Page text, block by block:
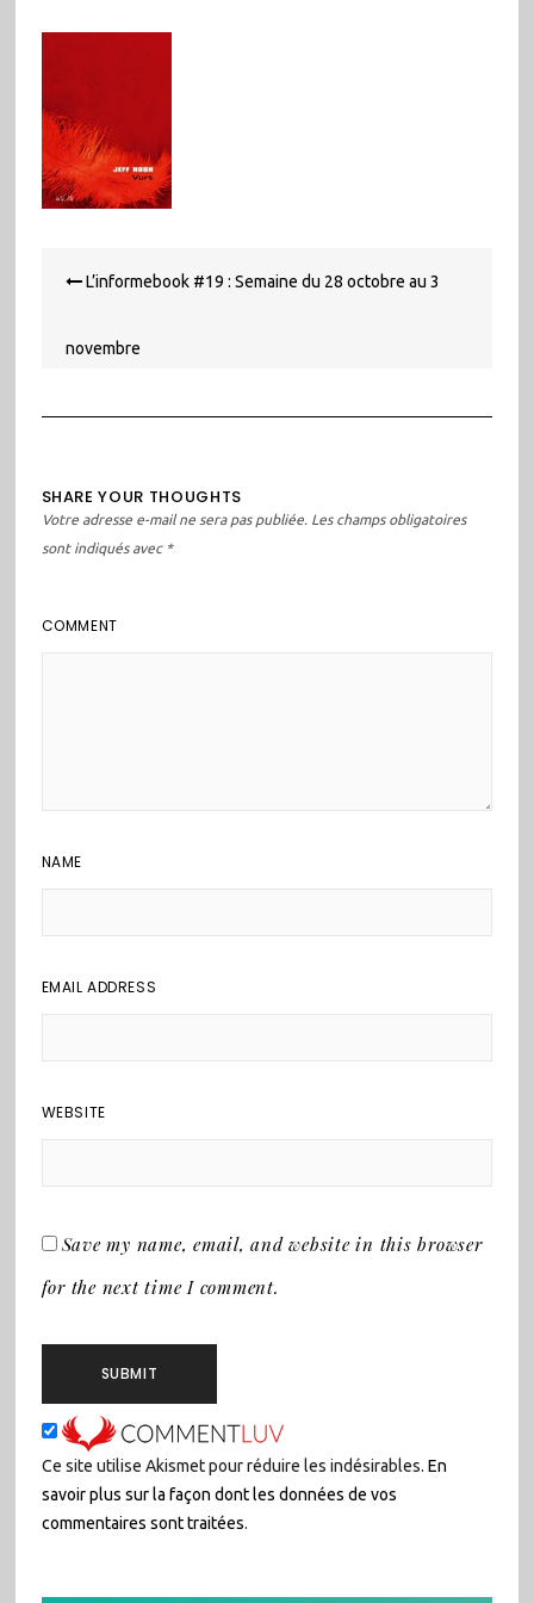
de L’informebook #19 : Semaine du 28 octobre au 3
novembre
SHARE YOUR THOUGHTS
Votre adresse e-mail ne sera pas publiée. Les champs obligatoires
sont indiqués avec *
COMMENT
NAME
EMAIL ADDRESS
WEBSITE
Save my name, email, and website in this browser
for the next time I comment.
Ce site utilise Akismet pour réduire les indésirables. En
savoir plus sur la façon dont les données de vos
commentaires sont traitées.